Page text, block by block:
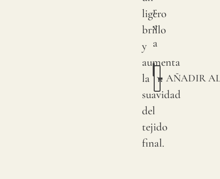
ligero
brillo
y
aumenta
la
suavidad
del
tejido
final.
r
v
a
AÑADIR